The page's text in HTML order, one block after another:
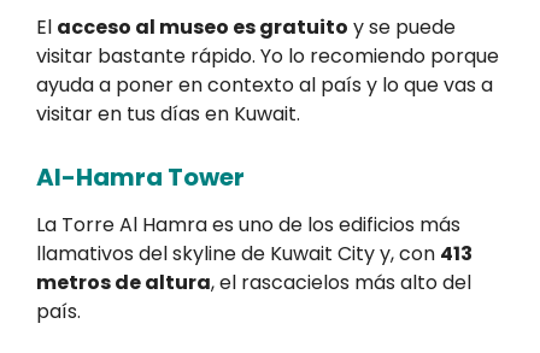
El acceso al museo es gratuito y se puede
visitar bastante rápido. Yo lo recomiendo porque
ayuda a poner en contexto al país y lo que vas a
visitar en tus días en Kuwait.
Al-Hamra Tower
La Torre Al Hamra es uno de los edificios más
llamativos del skyline de Kuwait City y, con 413
metros de altura, el rascacielos más alto del
país.